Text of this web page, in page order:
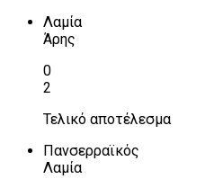
Λαμία
Άρης
0
2
Τελικό αποτέλεσμα
Πανσερραϊκός
Λαμία